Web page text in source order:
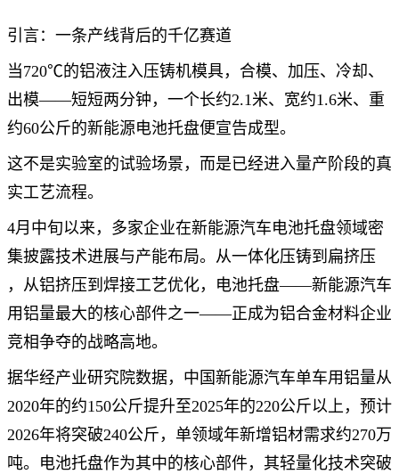
引言：一条产线背后的千亿赛道
当720℃的铝液注入压铸机模具，合模、加压、冷却、
出模——短短两分钟，一个长约2.1米、宽约1.6米、重
约60公斤的新能源电池托盘便宣告成型。
这不是实验室的试验场景，而是已经进入量产阶段的真
实工艺流程。
4月中旬以来，多家企业在新能源汽车电池托盘领域密
集披露技术进展与产能布局。从一体化压铸到 扁挤压
，从铝挤压到焊接工艺优化，电池托盘——新能源汽车
用铝量最大的核心部件之一——正成为铝合金材料企业
竞相争夺的战略高地。
据华经产业研究院数据，中国新能源汽车单车用铝量从
2020年的约150公斤提升至2025年的220公斤以上，预计
2026年将突破240公斤，单领域年新增铝材需求约270万
吨。电池托盘作为其中的核心部件，其轻量化技术突破